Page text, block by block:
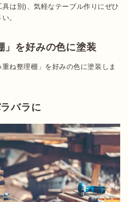
は別)、気軽なテーブル作りにぜひ
」を好みの色に塗装
ね整理棚」を好みの色に塗装しま
バラに